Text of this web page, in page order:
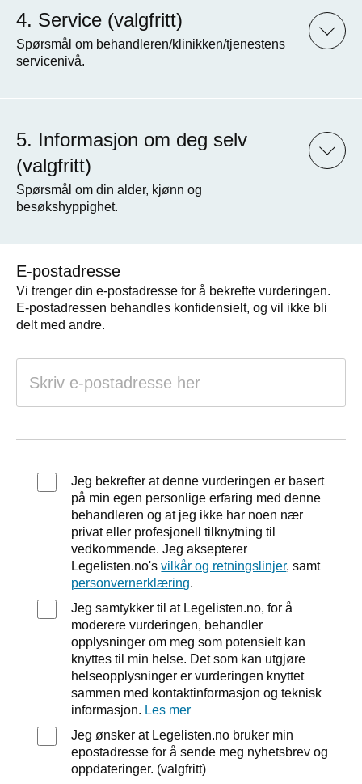
Service (valgfritt)
Spørsmål om behandleren/klinikken/tjenestens
servicenivå.
Informasjon om deg selv
(valgfritt)
Spørsmål om din alder, kjønn og
besøkshyppighet.
E-postadresse
Vi trenger din e-postadresse for å bekrefte vurderingen.
E-postadressen behandles konfidensielt, og vil ikke bli
delt med andre.
Jeg bekrefter at denne vurderingen er basert
på min egen personlige erfaring med denne
behandleren og at jeg ikke har noen nær
privat eller profesjonell tilknytning til
vedkommende. Jeg aksepterer
Legelisten.no'svilkår og retningslinjer, samt
personvernerklæring.
Jeg samtykker til at Legelisten.no, for å
moderere vurderingen, behandler
opplysninger om meg som potensielt kan
knyttes til min helse. Det som kan utgjøre
helseopplysninger er vurderingen knyttet
sammen med kontaktinformasjon og teknisk
informasjon. Les mer
Jeg ønsker at Legelisten.no bruker min
epostadresse for å sende meg nyhetsbrev og
oppdateringer. (valgfritt)